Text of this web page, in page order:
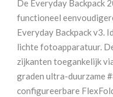
20L
Zip
V3
Ash
aantal
De Everyday Backpack
functioneel
Everyday Backpack v3.
lichte fotoapparatuur.
zijkanten toegankelijk
graden ultra-duurzame
configureerbare